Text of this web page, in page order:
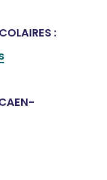
: